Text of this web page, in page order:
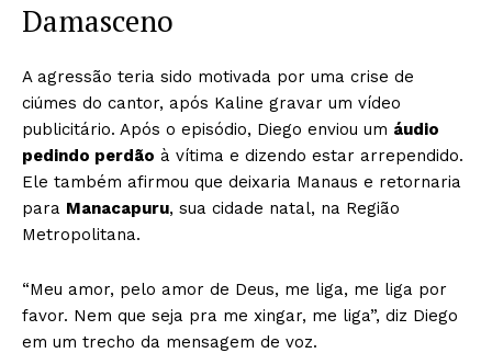
Damasceno
A agressão teria sido motivada por uma crise de
ciúmes do cantor, após Kaline gravar um vídeo
publicitário. Após o episódio, Diego enviou um áudio
pedindo perdão à vítima e dizendo estar arrependido.
Ele também afirmou que deixaria Manaus e retornaria
para Manacapuru, sua cidade natal, na Região
Metropolitana.
“Meu amor, pelo amor de Deus, me liga, me liga por
favor. Nem que seja pra me xingar, me liga”, diz Diego
em um trecho da mensagem de voz.